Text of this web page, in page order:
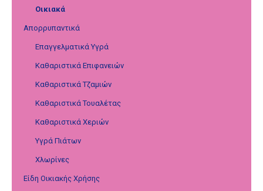
Οικιακά
Απορρυπαντικά
Επαγγελματικά Υγρά
Καθαριστικά Επιφανειών
Καθαριστικά Τζαμιών
Καθαριστικά Τουαλέτας
Καθαριστικά Χεριών
Υγρά Πιάτων
Χλωρίνες
Είδη Οικιακής Χρήσης